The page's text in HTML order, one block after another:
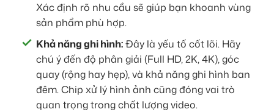
Xác định rõ nhu cầu sẽ giúp bạn khoanh vùng
sản phẩm phù hợp.
Khả năng ghi hình:Đây là yếu tố cốt lõi. Hãy
chú ý đến độ phân giải (Full HD, 2K, 4K), góc
quay (rộng hay hẹp), và khả năng ghi hình ban
đêm. Chip xử lý hình ảnh cũng đóng vai trò
quan trọng trong chất lượng video.